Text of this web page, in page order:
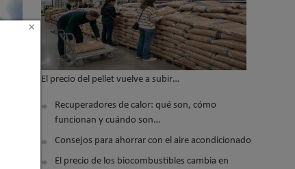
El precio del pellet vuelve a subir…
Recuperadores de calor: qué son, cómo
funcionan y cuándo son…
Consejos para ahorrar con el aire acondicionado
El precio de los biocombustibles cambia en
×